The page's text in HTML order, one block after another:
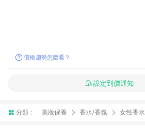
價格趨勢怎麼看？
設定到價通知
分類： 美妝保養 香水/香氛 女性香水